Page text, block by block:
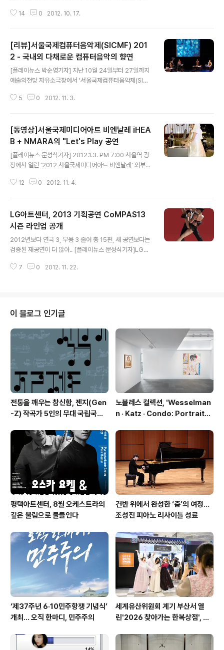
선두주자인 한양대학교 전자음악연구소 CREAMA(Cent
동'이라는 공연의 부제처럼 국내외 작곡가들의 전자음악곡
들을 품격 있는 연주와 영상으로 듣고 볼 수 있는 값진 공연
이었다. 첫 번째 작품은 Magnus Lindberg의 (1997)였
다. 물결치는 듯한 전자음향과 비브라토, 마림바, 피아노와
신디사이저의 뒤따름이 행성을 나타내는 듯한 영상과 어울
리고 있었다. 클라이막스 부분의 무정형의 검고 ..
14 0 2012. 10. 17.
[리뷰]서울국제컴퓨터음악제(SICMF) 201
2 - 국내외 다채로운 컴퓨터음악의 향연
[플레이뉴스 박순영기자] 지난 10월 24일부터 27일까지
예술의전당 자유소극장에서 '서울국제컴퓨터음악제(SIC
l) 2012'가 열렸다. 올해로 19회째인 '서울국제컴퓨터음악
초로 시작된 세계적인 컴퓨터음악제로, 국내외의 다양한
컴퓨터음악 공모작과 초청작들을 한자리에서 감상할 수 있
는 값진 무대로 자리매김 하여왔다. 올해는 4일 공연동안
29명의 국내외 작곡가의 작품이 연주되었고, 마지막 날은
특히 독일의 현대음악 앙상블 E-mex가 초청되어 유수한
유럽의 작품과 한국 작곡가들의 작품이 ..
5 0 2012. 11. 3.
[동영상]서울국제미디어아트 비엔날레 iHEA
B + NMARA의 "Let's Play 공연
[플레이뉴스 문성식기자] 2012.1.3. PM 7:00 서울역 광
장에서 열린 '2012 서울국제미디어아트 비엔날레' 외부전
연 동영상. 센서밴드의 인터랙티브 라이브 전자음향과 서
이었다. ewha-media@daum.net (공식 페이스북) fac
ebook.com/news.ewha 《세상을 플레이하라! 오락, 엔
터테인먼트 전문 뉴스 - 플레이뉴스 http://ewha.com》
12 0 2012. 11. 4.
LG아트센터, 2013 기획공연 CoMPAS13
시즌 라인업 공개
2012년보다 연극 3, 무용 3 줄어 총 15편, 새 공연보다는
검증된 재공연이 더 많아.. [플레이뉴스 문성식기자]LG아
즌 라인업을 공개했다. 내년 4월 10일부터 시작될 LG아트
트센터의 2013 시즌 기획공연에 들어있는 나머지 세 편의
연극 공연은 모두 10월에 있다. 10월 1일(화)부터 3일(목)
까지는 러시아 체홉 페스티벌 극단이 영국 데클란도넬란
연출로 셰익스피어의 를, 10월 9일(수)부터 20일(일)까지
는 2011년 초연 시 전석 매진을 기록하며 화제를 ..
7 0 2012. 11. 22.
이 블로그 인기글
전통을 깨우는 참신함, 젠지(Gen
-Z) 작곡가 5인의 무대 국립국악
트'
노블레스 컬렉션, 'Wesselman
n · Katz · Condo: Portraits i
평택아트센터, 8월 오케스트라의
깊은 울림으로 물들인다
건반 위에서 완성한 ‘춤’의 여정…
조성진 피아노 리사이틀 성료
‘제37주년 6·10민주항쟁 기념식’
개최… 오직 한마디, 민주주의
세계유산위원회 계기 부산서 열
린'2026 찾아가는 한복상점', 역